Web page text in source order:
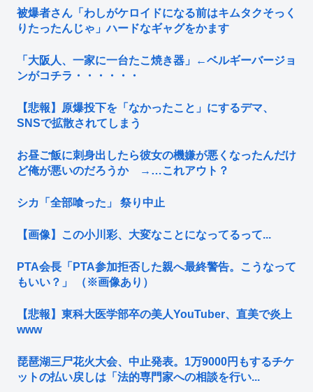
被爆者さん「わしがケロイドになる前はキムタクそっく
りたったんじゃ」ハードなギャグをかます
「大阪人、一家に一台たこ焼き器」←ベルギーバージョ
ンがコチラ・・・・・・
【悲報】原爆投下を「なかったこと」にするデマ、
SNSで拡散されてしまう
お昼ご飯に刺身出したら彼女の機嫌が悪くなったんだけ
ど俺が悪いのだろうか →…これアウト？
シカ「全部喰った」 祭り中止
【画像】この小川彩、大変なことになってるって...
PTA会長「PTA参加拒否した親へ最終警告。こうなって
もいい？」 （※画像あり）
【悲報】東科大医学部卒の美人YouTuber、直美で炎上
www
琵琶湖三尸花火大会、中止発表。1万9000円もするチケ
ットの払い戻しは「法的専門家への相談を行い...